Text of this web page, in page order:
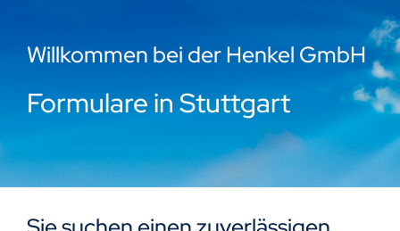
Techniklexikon
Willkommen bei der Henkel GmbH
Formulare in Stuttgart